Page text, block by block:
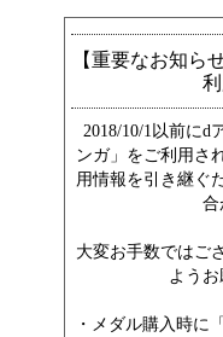
【重要なお知ら
2018/10/1以前にd
ンガ」をご利用さ
用情報を引き継ぐ
合
大変お手数ではご
ようお
・メダル購入時に